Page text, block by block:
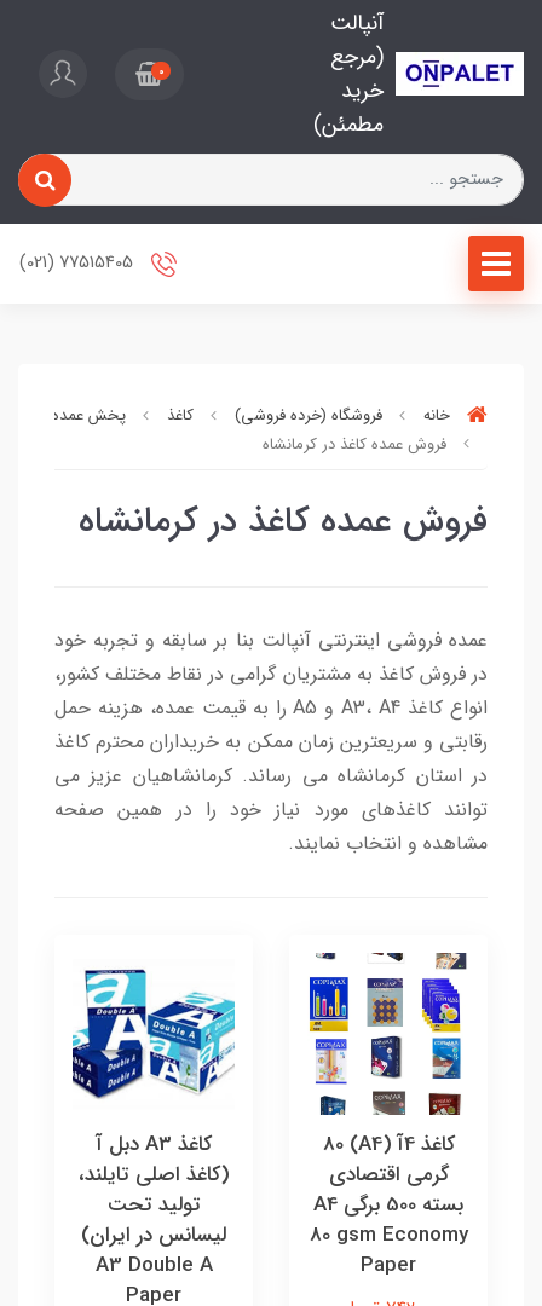
آنپالت
(مرجع
خرید
مطمئن)
0
خانه فروشگاه (خرده فروشی) کاغذ
پخش عمده کاغذ
فروش عمده کاغذ در کرمانشاه
فروش عمده کاغذ در کرمانشاه
عمده فروشی اینترنتی آنپالت بنا بر سابقه و تجربه خود
در فروش کاغذ به مشتریان گرامی در نقاط مختلف کشور،
انواع کاغذ A3، A4 و A5 را به قیمت عمده، هزینه حمل
رقابتی و سریعترین زمان ممکن به خریداران محترم کاغذ
در استان کرمانشاه می رساند. کرمانشاهیان عزیز می
توانند کاغذهای مورد نیاز خود را در همین صفحه
مشاهده و انتخاب نمایند.
کاغذ 4آ (A4) 80
گرمی اقتصادی
بسته 500 برگی A4
80 gsm Economy
Paper
کاغذ A3 دبل آ
(کاغذ اصلی تایلند،
تولید تحت
لیسانس در ایران)
A3 Double A
Paper